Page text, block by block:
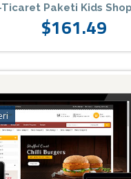
Ticaret Paketi Kids
$161.49